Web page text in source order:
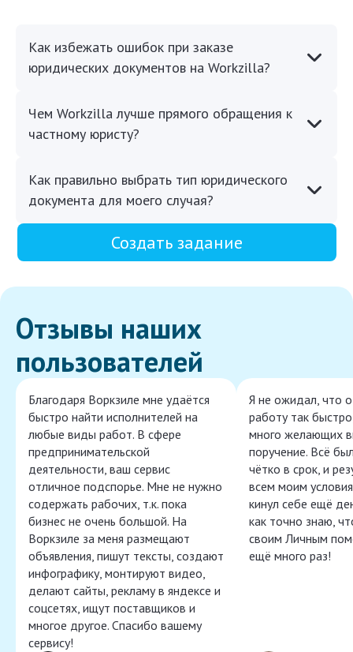
Как избежать ошибок при заказе
юридических документов на Workzilla?
Чем Workzilla лучше прямого обращения к
частному юристу?
Как правильно выбрать тип юридического
документа для моего случая?
Создать задание
Отзывы наших
пользователей
Благодаря Воркзиле мне удаётся
быстро найти исполнителей на
любые виды работ. В сфере
предпринимательской
деятельности, ваш сервис
отличное подспорье. Мне не нужно
содержать рабочих, т.к. пока
бизнес не очень большой. На
Воркзиле за меня размещают
объявления, пишут тексты, создают
инфографику, монтируют видео,
делают сайты, рекламу в яндексе и
соцсетях, ищут поставщиков и
многое другое. Спасибо вашему
сервису!
Я не ожидал, что
работу так
много желающих
поручение. Всё
чётко в срок, и
всем моим
кинул себе ещё
как точно знаю,
своим Личным
ещё много раз!